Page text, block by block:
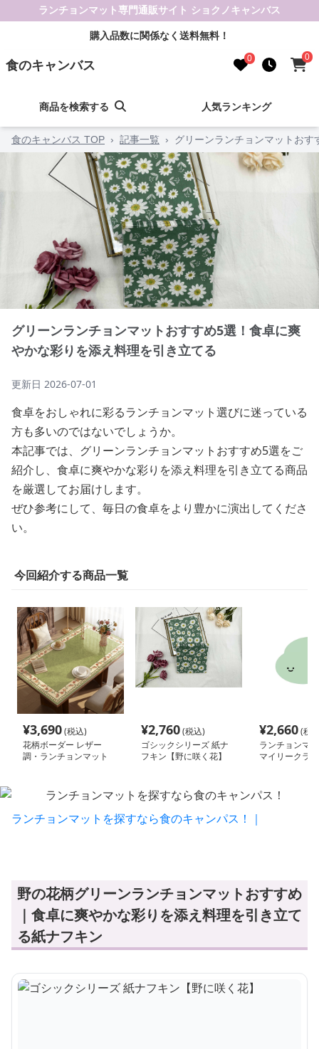
ランチョンマット専門通販サイト ショクノキャンバス
購入品数に関係なく送料無料！
食のキャンバス 0 0
商品を検索する 人気ランキング
食のキャンバス TOP › 記事一覧 › グリーンランチョンマットお
グリーンランチョンマットおすすめ5選！食卓に爽
やかな彩りを添え料理を引き立てる
更新日 2026-07-01
食卓をおしゃれに彩るランチョンマット選びに迷っている
方も多いのではないでしょうか。
本記事では、グリーンランチョンマットおすすめ5選をご
紹介し、食卓に爽やかな彩りを添え料理を引き立てる商品
を厳選してお届けします。
ぜひ参考にして、毎日の食卓をより豊かに演出してくださ
い。
今回紹介する商品一覧
¥3,690(税込)
花柄ボーダー レザー
調・ランチョンマット
¥2,760(税込)
ゴシックシリーズ 紙ナ
フキン【野に咲く花】
¥2,660(税
ランチョンマ
マイリークラ
ランチョンマットを探すなら食のキャンパス！｜
野の花柄グリーンランチョンマットおすすめ
｜食卓に爽やかな彩りを添え料理を引き立て
る紙ナフキン